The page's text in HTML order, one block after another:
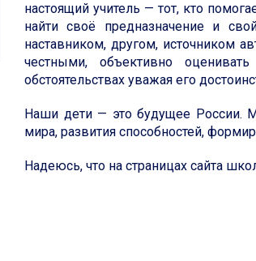
настоящий учитель — тот, кто
найти своё предназначение и
наставником, другом, источником
честными, объективно
обстоятельствах уважая его
Наши дети — это будущее России.
мира, развития способностей,
Надеюсь, что на страницах сайта